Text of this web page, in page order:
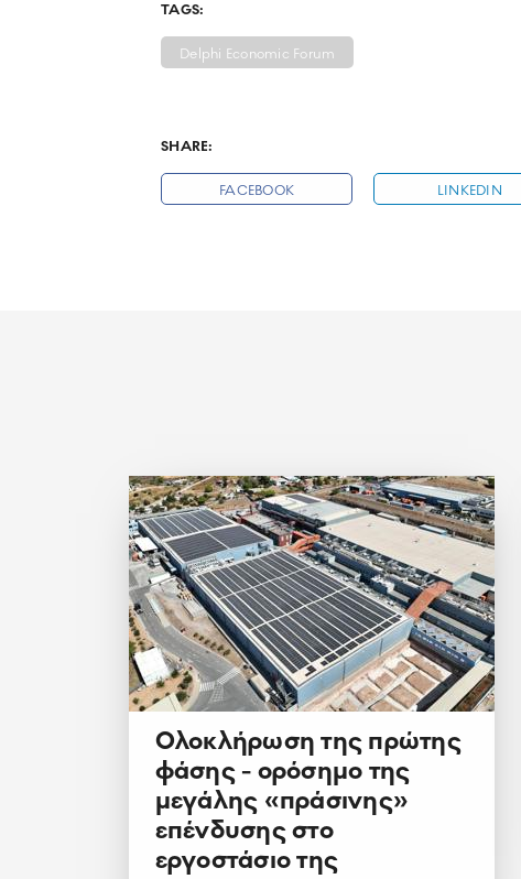
TAGS:
Delphi Economic Forum
SHARE:
FACEBOOK LINKEDIN
Ολοκλήρωση της πρώτης
φάσης - ορόσημο της
μεγάλης «πράσινης»
επένδυσης στο
εργοστάσιο της